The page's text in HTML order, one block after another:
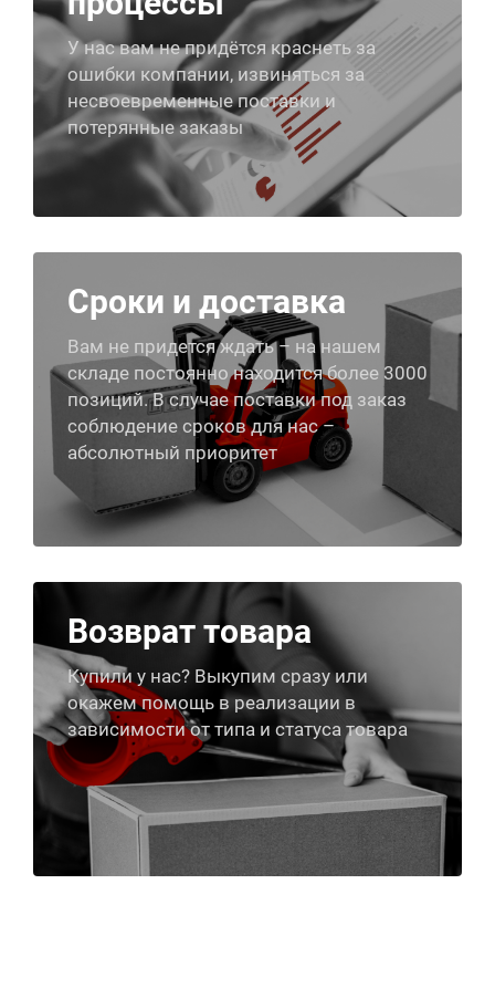
У нас вам не придётся краснеть за
ошибки компании, извиняться за
несвоевременные поставки и
потерянные заказы
Сроки и доставка
Вам не придется ждать – на нашем
складе постоянно находится более 3000
позиций. В случае поставки под заказ
соблюдение сроков для нас –
абсолютный приоритет
Возврат товара
Купили у нас? Выкупим сразу или
окажем помощь в реализации в
зависимости от типа и статуса товара